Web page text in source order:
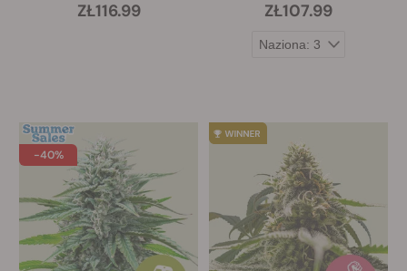
ZŁ116.99 ZŁ107.99
-40%